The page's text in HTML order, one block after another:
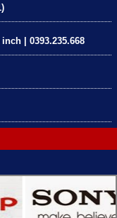
| 0393.235.668